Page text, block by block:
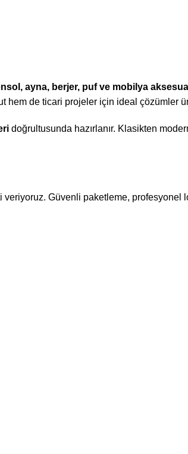
ayna, berjer, puf ve mobilya
hem de ticari projeler için ideal çözümler
doğrultusunda hazırlanır. Klasikten
veriyoruz. Güvenli paketleme, profesyonel